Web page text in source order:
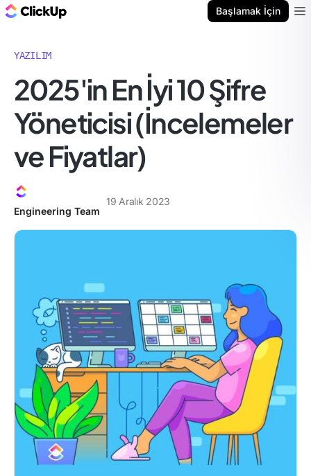
Başlamak İçin
YAZILIM
2025'in En İyi 10 Şifre
Yöneticisi (İncelemeler
ve Fiyatlar)
Engineering Team
19 Aralık 2023